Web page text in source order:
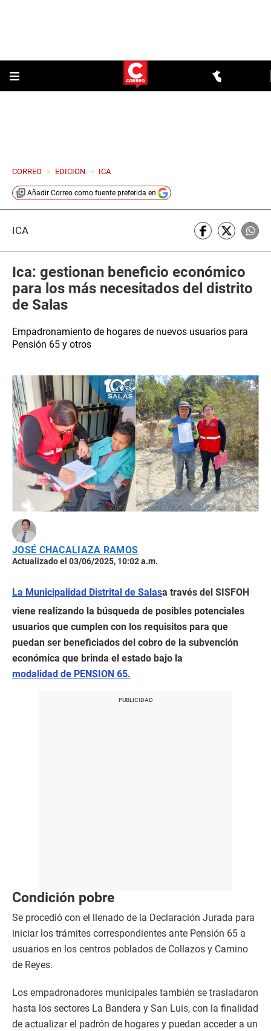
CORREO > EDICION > ICA
Añadir Correo como fuente preferida en
ICA
Ica: gestionan beneficio económico
para los más necesitados del distrito
de Salas
Empadronamiento de hogares de nuevos usuarios para
Pensión 65 y otros
JOSÉ CHACALIAZA RAMOS
Actualizado el 03/06/2025, 10:02 a.m.
La Municipalidad Distrital de Salasa través del SISFOH
viene realizando la búsqueda de posibles potenciales
usuarios que cumplen con los requisitos para que
puedan ser beneficiados del cobro de la subvención
económica que brinda el estado bajo la
modalidad de PENSION 65.
Condición pobre
Se procedió con el llenado de la Declaración Jurada para
iniciar los trámites correspondientes ante Pensión 65 a
usuarios en los centros poblados de Collazos y Camino
de Reyes.
Los empadronadores municipales también se trasladaron
hasta los sectores La Bandera y San Luis, con la finalidad
de actualizar el padrón de hogares y puedan acceder a un